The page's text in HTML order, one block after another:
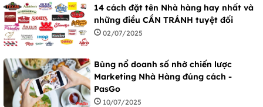
14 cách đặt tên Nhà hàng hay nhất và
những điều CẦN TRÁNH tuyệt đối
02/07/2025
Bùng nổ doanh số nhờ chiến lược
Marketing Nhà Hàng đúng cách -
PasGo
10/07/2025